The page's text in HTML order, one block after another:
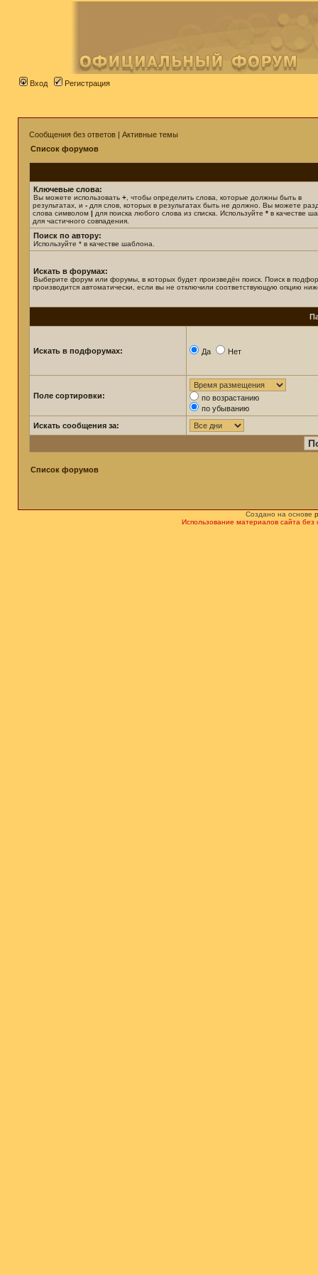
Вход Регистрация
Сообщения без ответов | Активные темы
Список форумов
Ключевые слова:
Вы можете использовать + , чтобы определить слова, которые должны быть в
результатах, и - для слов, которых в результатах быть не должно. Вы можете
слова символом | для поиска любого слова из списка. Используйте * в качестве
для частичного совпадения.
Поиск по автору:
Используйте * в качестве шаблона.
Искать в форумах:
Выберите форум или форумы, в которых будет произведён поиск. Поиск в
производится автоматически, если вы не отключили соответствующую опцию
Искать в подфорумах: Да Нет
Поле сортировки:
по возрастанию
по убыванию
Искать сообщения за:
Список форумов
Создано на основе
Использование материалов сайта